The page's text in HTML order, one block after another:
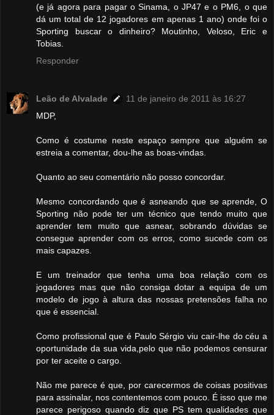
(e já agora para pagar o Sinama, o JP47 e o PM6, o que
dá um total de 12 jogadores em apenas 1 ano) onde foi o
Sporting buscar o dinheiro? Moutinho, Veloso, Eric e
Tobias.
Responder
Leão de Alvalade
11 de janeiro de 2011 às 16:27
MDP,
Como é costume neste espaço sempre que alguém se
estreia a comentar, dou-lhe as boas-vindas.
Quanto ao seu comentário não posso concordar.
Mesmo concordando que é asneando que se aprende, O
Sporting não pode ter um técnico que tendo muito que
aprender tem muito que asnear, sobrando dúvidas se
consegue aprender com os erros, como sucede com os
mais capazes.
E um treinador que tenha uma boa relação com os
jogadores mas que não consiga dotar a equipa de um
modelo de jogo à altura das nossas pretensões falha no
que é essencial.
Como profissional que é Paulo Sérgio viu cair-lhe do céu a
oportunidade da sua vida,pelo que não podemos censurar
por ter aceite o cargo.
Não me parece é que, por carecermos de coisas positivas
para assinalar, nos contentemos com pouco. É isso que me
parece perigoso quando diz que PS tem qualidades que